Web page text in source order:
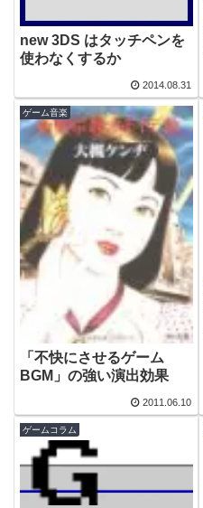
new 3DS はタッチペンを
使わなくするか
2014.08.31
ゲーム音楽
「不快にさせるゲーム
BGM」の強い演出効果
2011.06.10
ゲームコラム